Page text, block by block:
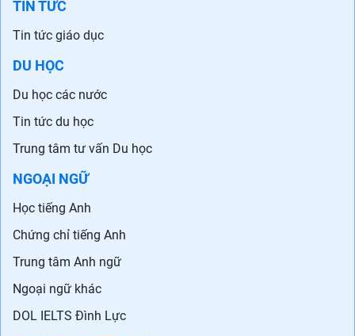
TIN TỨC
Tin tức giáo dục
DU HỌC
Du học các nước
Tin tức du học
Trung tâm tư vấn Du học
NGOẠI NGỮ
Học tiếng Anh
Chứng chỉ tiếng Anh
Trung tâm Anh ngữ
Ngoại ngữ khác
DOL IELTS Đình Lực